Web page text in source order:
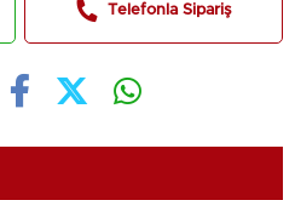
Telefonla Sipariş